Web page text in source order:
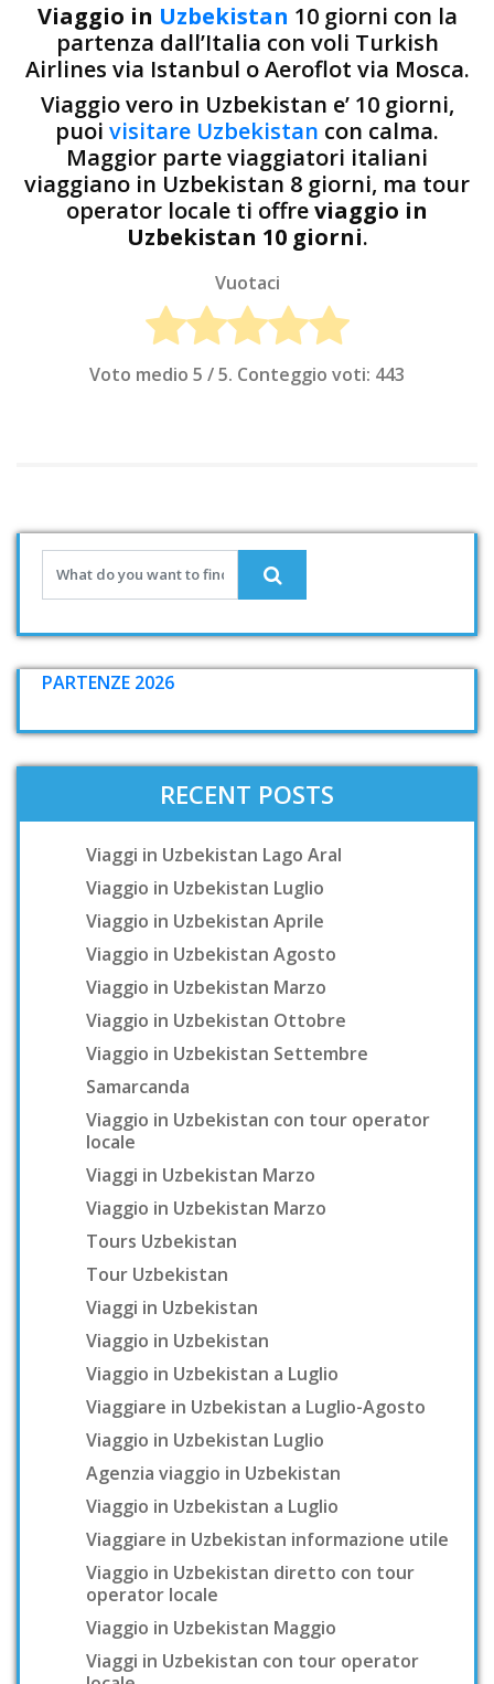
Viaggio in Uzbekistan 10 giorni con la
partenza dall’Italia con voli Turkish
Airlines via Istanbul o Aeroflot via Mosca.
Viaggio vero in Uzbekistan e’ 10 giorni,
puoi visitare Uzbekistan con calma.
Maggior parte viaggiatori italiani
viaggiano in Uzbekistan 8 giorni, ma tour
operator locale ti offreviaggio in
Uzbekistan 10 giorni.
Vuotaci
Voto medio 5 / 5. Conteggio voti: 443
PARTENZE 2026
RECENT POSTS
Viaggi in Uzbekistan Lago Aral
Viaggio in Uzbekistan Luglio
Viaggio in Uzbekistan Aprile
Viaggio in Uzbekistan Agosto
Viaggio in Uzbekistan Marzo
Viaggio in Uzbekistan Ottobre
Viaggio in Uzbekistan Settembre
Samarcanda
Viaggio in Uzbekistan con tour operator
locale
Viaggi in Uzbekistan Marzo
Viaggio in Uzbekistan Marzo
Tours Uzbekistan
Tour Uzbekistan
Viaggi in Uzbekistan
Viaggio in Uzbekistan
Viaggio in Uzbekistan a Luglio
Viaggiare in Uzbekistan a Luglio-Agosto
Viaggio in Uzbekistan Luglio
Agenzia viaggio in Uzbekistan
Viaggio in Uzbekistan a Luglio
Viaggiare in Uzbekistan informazione utile
Viaggio in Uzbekistan diretto con tour
operator locale
Viaggio in Uzbekistan Maggio
Viaggi in Uzbekistan con tour operator